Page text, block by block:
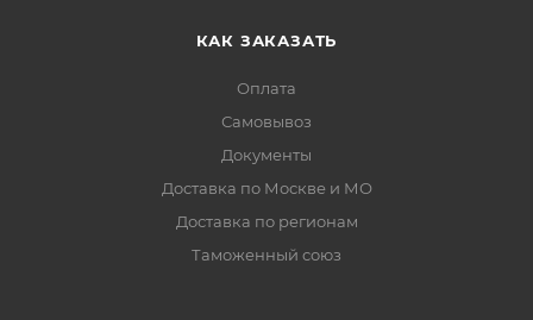
КАК ЗАКАЗАТЬ
Оплата
Самовывоз
Документы
Доставка по Москве и МО
Доставка по регионам
Таможенный союз